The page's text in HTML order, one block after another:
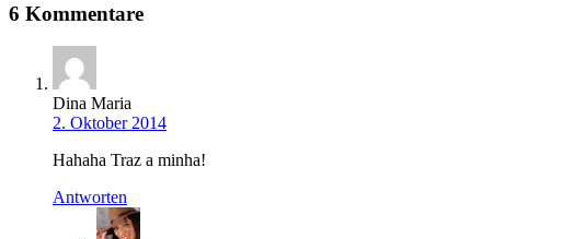
6 Kommentare
Dina Maria
2. Oktober 2014
Hahaha Traz a minha!
Antworten